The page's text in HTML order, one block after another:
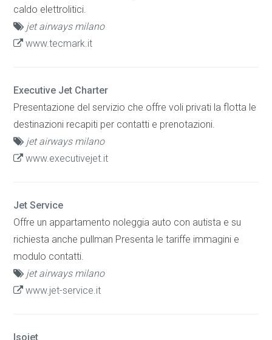
caldo elettrolitici.
jet airways milano
www.tecmark.it
Executive Jet Charter
Presentazione del servizio che offre voli privati la flotta le
destinazioni recapiti per contatti e prenotazioni.
jet airways milano
www.executivejet.it
Jet Service
Offre un appartamento noleggia auto con autista e su
richiesta anche pullman Presenta le tariffe immagini e
modulo contatti.
jet airways milano
www.jet-service.it
Isojet